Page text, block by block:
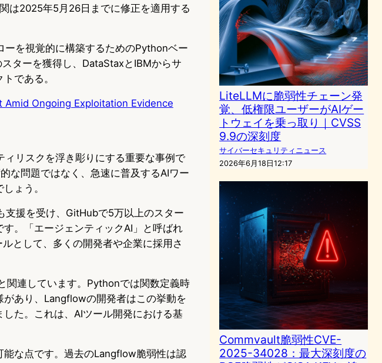
は2025年5月26日までに修正を適用する
を視覚的に構築するためのPythonベー
ターを獲得し、DataStaxとIBMからサ
である。
Amid Ongoing Exploitation Evidence
リスクを浮き彫りにする重要な事例で
な問題ではなく、急速に普及するAIワー
ょう。
援を受け、GitHubで5万以上のスター
。「エージェンティックAI」と呼ばれ
として、多くの開発者や企業に採用さ
関連しています。Pythonでは関数定義時
あり、Langflowの開発者はこの挙動を
た。これは、AIツール開発における基
な点です。過去のLangflow脆弱性は認
LiteLLMに脆弱性チェーン発
覚、低権限ユーザーがAIゲー
トウェイを乗っ取り｜CVSS
9.9の深刻度
サイバーセキュリティニュース
2026年6月18日12:17
Commvault脆弱性CVE-
2025-34028：最大深刻度の